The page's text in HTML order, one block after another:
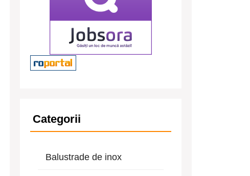
Categorii
Balustrade de inox